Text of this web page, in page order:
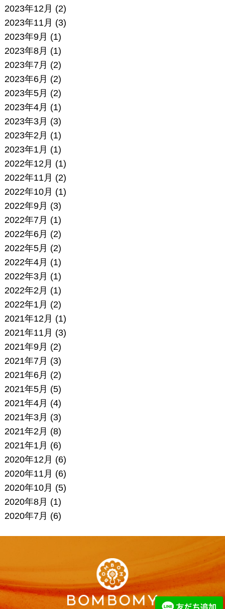
2023年12月 (2)
2023年11月 (3)
2023年9月 (1)
2023年8月 (1)
2023年7月 (2)
2023年6月 (2)
2023年5月 (2)
2023年4月 (1)
2023年3月 (3)
2023年2月 (1)
2023年1月 (1)
2022年12月 (1)
2022年11月 (2)
2022年10月 (1)
2022年9月 (3)
2022年7月 (1)
2022年6月 (2)
2022年5月 (2)
2022年4月 (1)
2022年3月 (1)
2022年2月 (1)
2022年1月 (2)
2021年12月 (1)
2021年11月 (3)
2021年9月 (2)
2021年7月 (3)
2021年6月 (2)
2021年5月 (5)
2021年4月 (4)
2021年3月 (3)
2021年2月 (8)
2021年1月 (6)
2020年12月 (6)
2020年11月 (6)
2020年10月 (5)
2020年8月 (1)
2020年7月 (6)